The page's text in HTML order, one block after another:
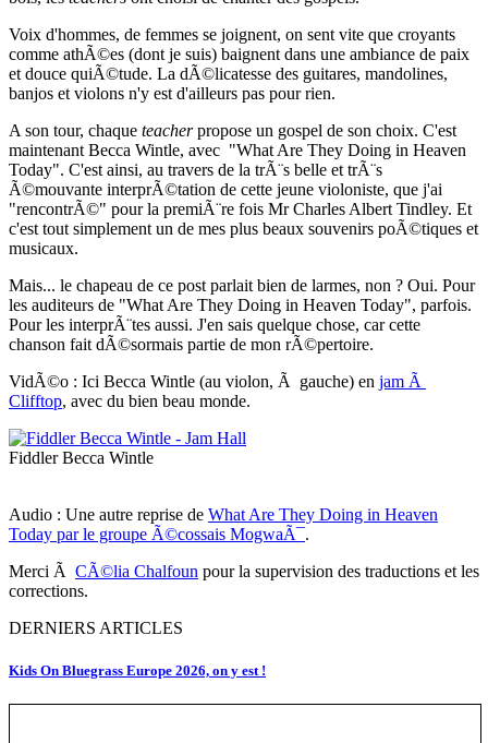
Voix d'hommes, de femmes se joignent, on sent vite que croyants
comme athÃ©es (dont je suis) baignent dans une ambiance de paix
et douce quiÃ©tude. La dÃ©licatesse des guitares, mandolines,
banjos et violons n'y est d'ailleurs pas pour rien.
A son tour, chaque teacherpropose un gospel de son choix. C'est
maintenant Becca Wintle, avec "What Are They Doing in Heaven
Today". C'est ainsi, au travers de la trÃ¨s belle et trÃ¨s
Ã©mouvante interprÃ©tation de cette jeune violoniste, que j'ai
"rencontrÃ©" pour la premiÃ¨re fois Mr Charles Albert Tindley. Et
c'est tout simplement un de mes plus beaux souvenirs poÃ©tiques et
musicaux.
Mais... le chapeau de ce post parlait bien de larmes, non ? Oui. Pour
les auditeurs de "What Are They Doing in Heaven Today", parfois.
Pour les interprÃ¨tes aussi. J'en sais quelque chose, car cette
chanson fait dÃ©sormais partie de mon rÃ©pertoire.
VidÃ©o : Ici Becca Wintle (au violon, Ã gauche) en jam Ã
Clifftop, avec du bien beau monde.
Fiddler Becca Wintle
Audio : Une autre reprise de What Are They Doing in Heaven
Today par le groupe Ã©cossais MogwaÃ¯.
Merci Ã CÃ©lia Chalfoun pour la supervision des traductions et les
corrections.
DERNIERS ARTICLES
Kids On Bluegrass Europe 2026, on y est !